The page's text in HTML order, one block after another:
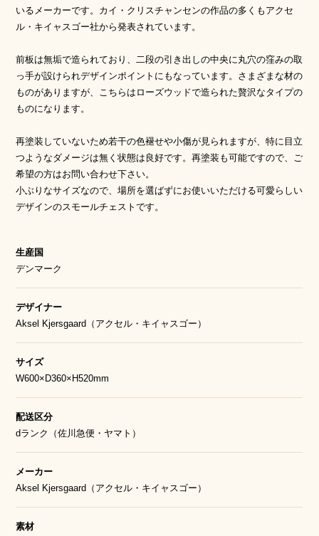
いるメーカーです。カイ・クリスチャンセンの作品の多くもアクセ
ル・キイャスゴー社から発表されています。
前板は無垢で造られており、二段の引き出しの中央に丸穴の窪みの取
っ手が設けられデザインポイントにもなっています。さまざまな材の
ものがありますが、こちらはローズウッドで造られた贅沢なタイプの
ものになります。
再塗装していないため若干の色褪せや小傷が見られますが、特に目立
つようなダメージは無く状態は良好です。再塗装も可能ですので、ご
希望の方はお問い合わせ下さい。
小ぶりなサイズなので、場所を選ばずにお使いいただける可愛らしい
デザインのスモールチェストです。
生産国
デンマーク
デザイナー
Aksel Kjersgaard（アクセル・キイャスゴー）
サイズ
W600×D360×H520mm
配送区分
dランク（佐川急便・ヤマト）
メーカー
Aksel Kjersgaard（アクセル・キイャスゴー）
素材